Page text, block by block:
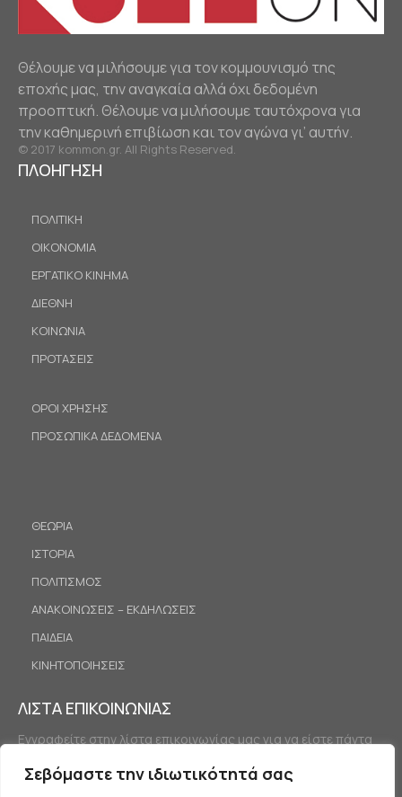
Σεβόμαστε την ιδιωτικότητά σας
Θέλουμε να μιλήσουμε για τον κομμουνισμό της
εποχής μας, την αναγκαία αλλά όχι δεδομένη
προοπτική. Θέλουμε να μιλήσουμε ταυτόχρονα για
την καθημερινή επιβίωση και τον αγώνα γι’ αυτήν.
© 2017 kommon.gr. All Rights Reserved.
ΠΛΟΗΓΗΣΗ
ΠΟΛΙΤΙΚΗ
ΟΙΚΟΝΟΜΙΑ
ΕΡΓΑΤΙΚΟ ΚΙΝΗΜΑ
ΔΙΕΘΝΗ
ΚΟΙΝΩΝΙΑ
ΠΡΟΤΑΣΕΙΣ
ΟΡΟΙ ΧΡΗΣΗΣ
ΠΡΟΣΩΠΙΚΑ ΔΕΔΟΜΕΝΑ
ΘΕΩΡΙΑ
ΙΣΤΟΡΙΑ
ΠΟΛΙΤΙΣΜΟΣ
ΑΝΑΚΟΙΝΩΣΕΙΣ – ΕΚΔΗΛΩΣΕΙΣ
ΠΑΙΔΕΙΑ
ΚΙΝΗΤΟΠΟΙΗΣΕΙΣ
ΛΙΣΤΑ ΕΠΙΚΟΙΝΩΝΙΑΣ
Εγγραφείτε στην λίστα επικοινωνίας μας για να είστε πάντα